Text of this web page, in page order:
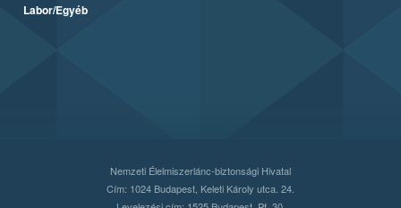
Labor/Egyéb
Nemzeti Élelmiszerlánc-biztonsági Hivatal
Cím: 1024 Budapest, Keleti Károly utca. 24.